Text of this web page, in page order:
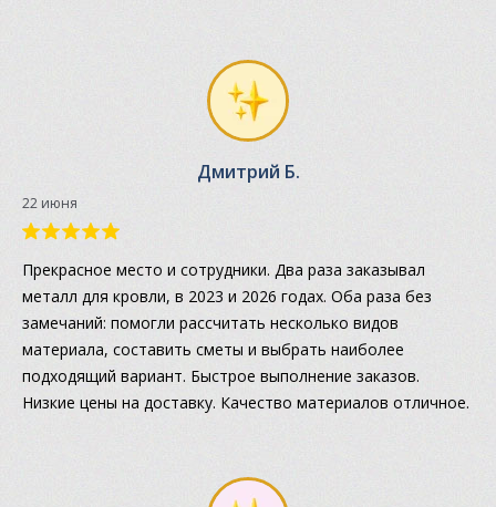
Дмитрий Б.
22 июня
Прекрасное место и сотрудники. Два раза заказывал
металл для кровли, в 2023 и 2026 годах. Оба раза без
замечаний: помогли рассчитать несколько видов
материала, составить сметы и выбрать наиболее
подходящий вариант. Быстрое выполнение заказов.
Низкие цены на доставку. Качество материалов отличное.